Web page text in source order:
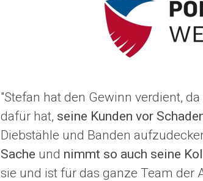
"Stefan hat den Gewinn verdient,
dafür hat, seine Kunden vor
Diebstähle und Banden
Sache und nimmt so auch seine
sie und ist für das ganze Team der